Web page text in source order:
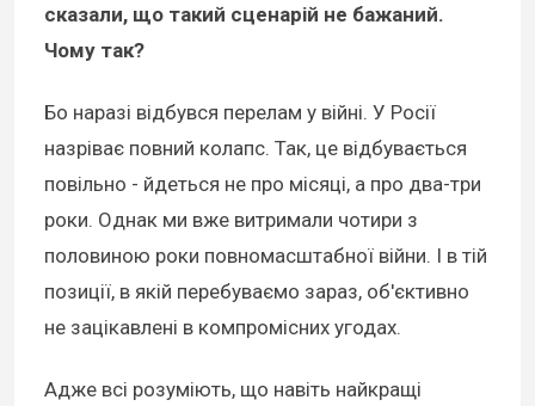
сказали, що такий сценарій не бажаний.
Чому так?
Бо наразі відбувся перелам у війні. У Росії
назріває повний колапс. Так, це відбувається
повільно - йдеться не про місяці, а про два-три
роки. Однак ми вже витримали чотири з
половиною роки повномасштабної війни. І в тій
позиції, в якій перебуваємо зараз, об'єктивно
не зацікавлені в компромісних угодах.
Адже всі розуміють, що навіть найкращі